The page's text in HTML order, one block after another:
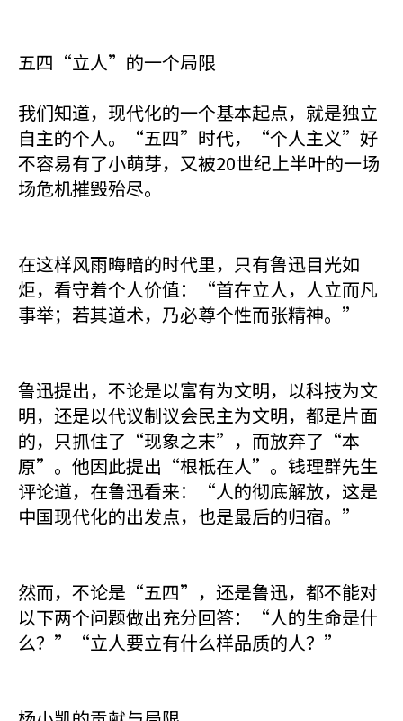
五四“立人”的一个局限
我们知道，现代化的一个基本起点，就是独立
自主的个人。“五四”时代，“个人主义”好
不容易有了小萌芽，又被20世纪上半叶的一场
场危机摧毁殆尽。
在这样风雨晦暗的时代里，只有鲁迅目光如
炬，看守着个人价值：“首在立人，人立而凡
事举；若其道术，乃必尊个性而张精神。”
鲁迅提出，不论是以富有为文明，以科技为文
明，还是以代议制议会民主为文明，都是片面
的，只抓住了“现象之末”，而放弃了“本
原”。他因此提出“根柢在人”。钱理群先生
评论道，在鲁迅看来：“人的彻底解放，这是
中国现代化的出发点，也是最后的归宿。”
然而，不论是“五四”，还是鲁迅，都不能对
以下两个问题做出充分回答：“人的生命是什
么？”“立人要立有什么样品质的人？”